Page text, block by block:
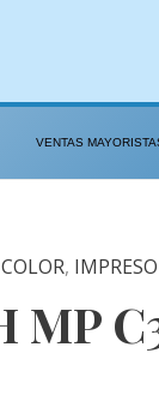
VENTAS
,
MP